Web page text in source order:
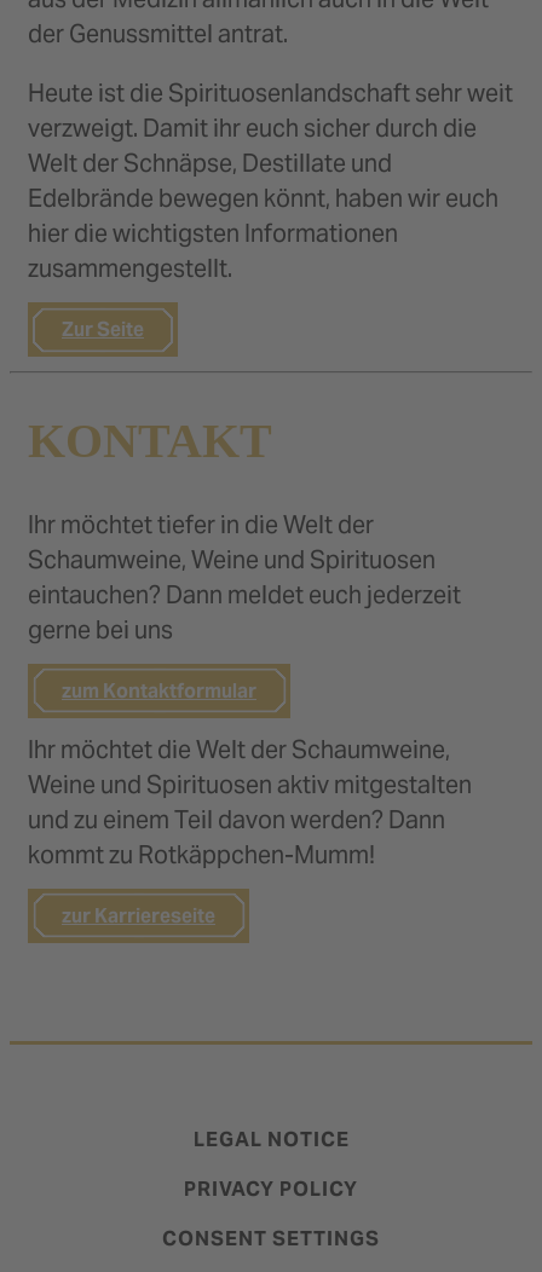
der Genussmittel antrat.
Heute ist die Spirituosenlandschaft sehr weit
verzweigt. Damit ihr euch sicher durch die
Welt der Schnäpse, Destillate und
Edelbrände bewegen könnt, haben wir euch
hier die wichtigsten Informationen
zusammengestellt.
Zur Seite
KONTAKT
Ihr möchtet tiefer in die Welt der
Schaumweine, Weine und Spirituosen
eintauchen? Dann meldet euch jederzeit
gerne bei uns
zum Kontaktformular
Ihr möchtet die Welt der Schaumweine,
Weine und Spirituosen aktiv mitgestalten
und zu einem Teil davon werden? Dann
kommt zu Rotkäppchen-Mumm!
zur Karriereseite
LEGAL NOTICE
PRIVACY POLICY
CONSENT SETTINGS